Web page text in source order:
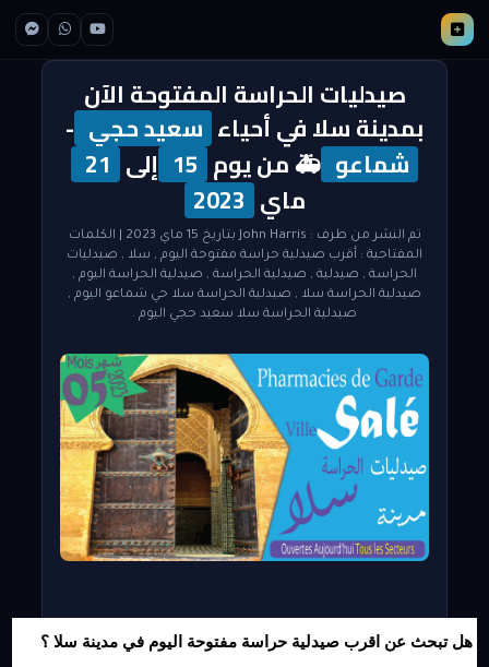
صيدليات الحراسة المفتوحة الآن
بمدينة سلا في أحياء سعيد حجي -
شماعو 🚑 من يوم 15 إلى 21
ماي 2023
تم النشر من طرف : John Harris بتاريخ 15 ماي 2023
| الكلمات
المفتاحية : أقرب صيدلية حراسة مفتوحة اليوم , سلا , صيدليات
الحراسة , صيدلية , صيدلية الحراسة , صيدلية الحراسة اليوم ,
صيدلية الحراسة سلا , صيدلية الحراسة سلا حي شماعو اليوم ,
صيدلية الحراسة سلا سعيد حجي اليوم .